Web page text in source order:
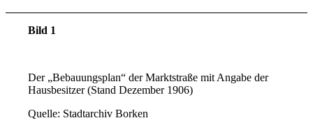
Bild 1
Der „Bebauungsplan“ der Marktstraße mit Angabe der
Hausbesitzer (Stand Dezember 1906)
Quelle: Stadtarchiv Borken